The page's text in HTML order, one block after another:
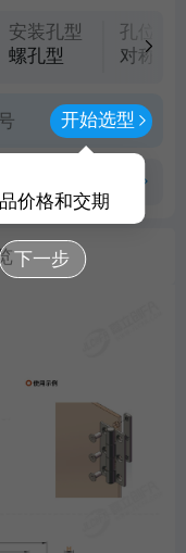
安装孔型
螺孔型
孔位置
对称型
开始选型
价格和交期
下一步